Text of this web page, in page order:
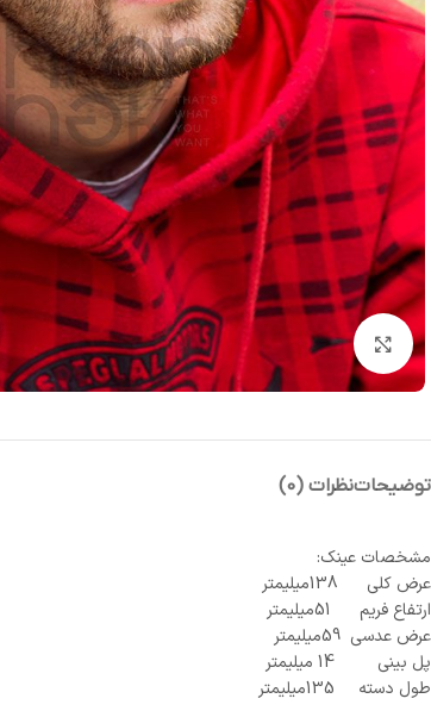
بزرگنمایی تصویر
توضیحاتنظرات (0)
مشخصات عینک:
عرض کلی 138میلیمتر
ارتفاع فریم 51میلیمتر
عرض عدسی 59میلیمتر
پل بینی 14 میلیمتر
طول دسته 135میلیمتر